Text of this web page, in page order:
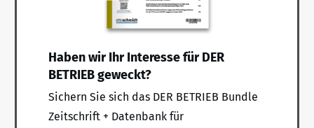
Haben wir Ihr Interesse für DER
BETRIEB geweckt?
Sichern Sie sich das DER BETRIEB Bundle
Zeitschrift + Datenbank für